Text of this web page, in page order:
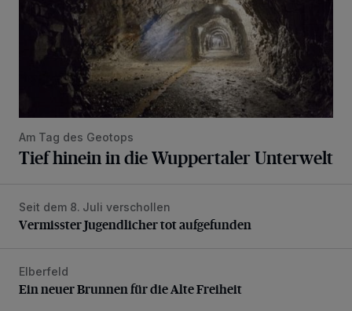
Am Tag des Geotops
Tief hinein in die Wuppertaler Unterwelt
Vermisster Jugendlicher tot aufgefunden
Seit dem 8. Juli verschollen
Vermisster Jugendlicher tot aufgefunden
Ein neuer Brunnen für die Alte Freiheit
Elberfeld
Ein neuer Brunnen für die Alte Freiheit